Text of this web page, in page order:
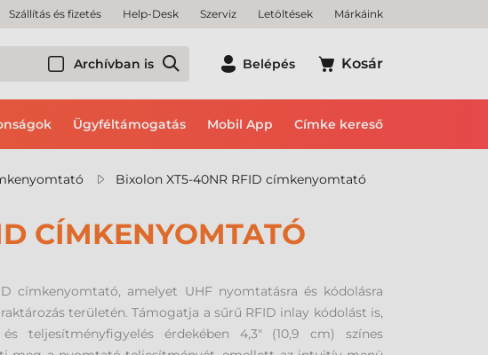
Szállítás és fizetés Help-Desk Szerviz Letöltések Márkáink
Archívban is Belépés Kosár
Ügyféltámogatás Mobil App Címke kereső
Bixolon XT5-40NR RFID címkenyomtató
CÍMKENYOMTATÓ
címkenyomtató, amelyet UHF nyomtatásra és kódolásra
területén. Támogatja a sűrű RFID inlay kódolást is,
teljesítményfigyelés érdekében 4,3" (10,9 cm) színes